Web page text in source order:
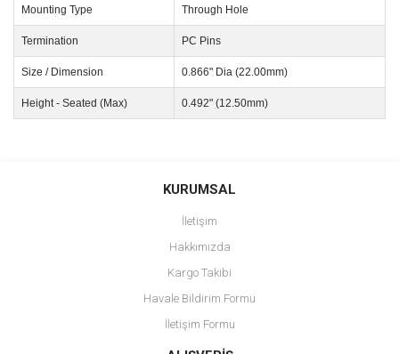
Mounting Type Through Hole
Termination PC Pins
Size / Dimension 0.866" Dia (22.00mm)
Height - Seated (Max) 0.492" (12.50mm)
Bu ürüne ilk yorumu siz yapın!
Ürün resmi kalitesiz, bozuk veya görüntülenemiyor.
Ürün açıklamasında eksik bilgiler bulunuyor.
Ürün bilgilerinde hatalar bulunuyor.
Ürün fiyatı diğer sitelerden daha pahalı.
Bu ürüne benzer farklı alternatifler olmalı.
KURUMSAL
İletişim
Hakkımızda
Kargo Takibi
Havale Bildirim Formu
İletişim Formu